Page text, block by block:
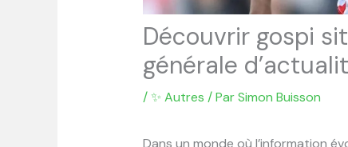
Découvrir gospi
générale
/✨ Autres / ParSimon Buisson
Dans un monde où l’information